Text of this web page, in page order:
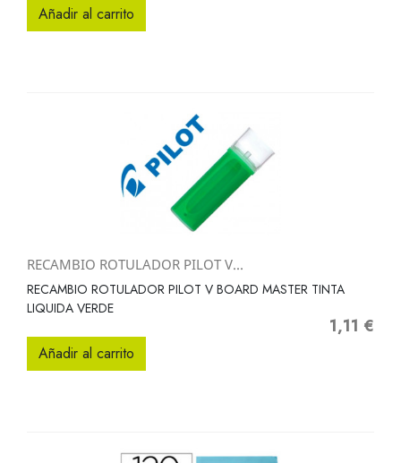
Añadir al carrito
RECAMBIO ROTULADOR PILOT V...
RECAMBIO ROTULADOR PILOT V BOARD MASTER TINTA
LIQUIDA VERDE
Precio
1,11 €
Añadir al carrito